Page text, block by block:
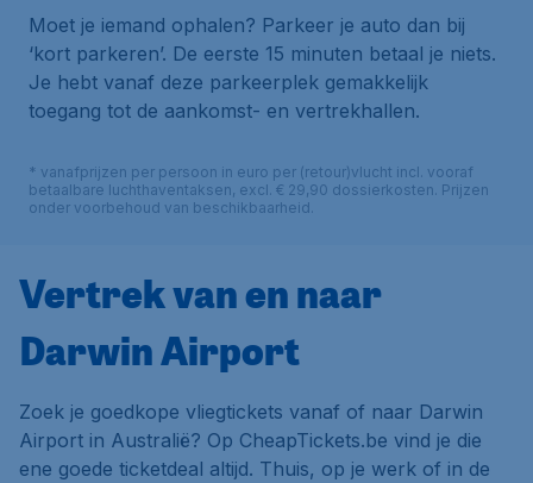
Moet je iemand ophalen? Parkeer je auto dan bij
‘kort parkeren’. De eerste 15 minuten betaal je niets.
Je hebt vanaf deze parkeerplek gemakkelijk
toegang tot de aankomst- en vertrekhallen.
* vanafprijzen per persoon in euro per (retour)vlucht incl. vooraf
betaalbare luchthaventaksen, excl. € 29,90 dossierkosten. Prijzen
onder voorbehoud van beschikbaarheid.
Vertrek van en naar
Darwin Airport
Zoek je goedkope vliegtickets vanaf of naar Darwin
Airport in Australië? Op CheapTickets.be vind je die
ene goede ticketdeal altijd. Thuis, op je werk of in de